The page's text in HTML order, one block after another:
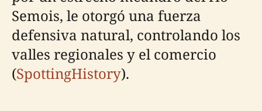
Semois, le otorgó una fuerza
defensiva natural, controlando los
valles regionales y el comercio
(SpottingHistory).